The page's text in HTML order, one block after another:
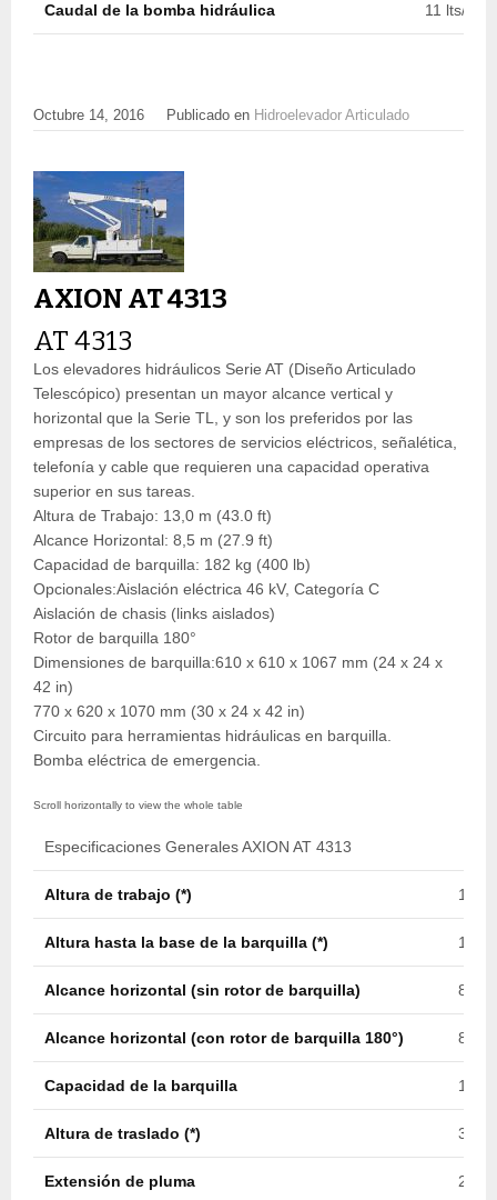
Caudal de la bomba hidráulica 11 lts/
Octubre 14, 2016 Publicado en Hidroelevador Articulado
AXION AT 4313
AT 4313
Los elevadores hidráulicos Serie AT (Diseño Articulado
Telescópico) presentan un mayor alcance vertical y
horizontal que la Serie TL, y son los preferidos por las
empresas de los sectores de servicios eléctricos, señalética,
telefonía y cable que requieren una capacidad operativa
superior en sus tareas.
Altura de Trabajo: 13,0 m (43.0 ft)
Alcance Horizontal: 8,5 m (27.9 ft)
Capacidad de barquilla: 182 kg (400 lb)
Opcionales:Aislación eléctrica 46 kV, Categoría C
Aislación de chasis (links aislados)
Rotor de barquilla 180°
Dimensiones de barquilla:610 x 610 x 1067 mm (24 x 24 x
42 in)
770 x 620 x 1070 mm (30 x 24 x 42 in)
Circuito para herramientas hidráulicas en barquilla.
Bomba eléctrica de emergencia.
Especificaciones Generales AXION AT 4313
Altura de trabajo (*) 13,0
Altura hasta la base de la barquilla (*) 11,5
Alcance horizontal (sin rotor de barquilla) 8,2
Alcance horizontal (con rotor de barquilla 180°) 8,5
Capacidad de la barquilla 182
Altura de traslado (*) 3,3
Extensión de pluma 2,5